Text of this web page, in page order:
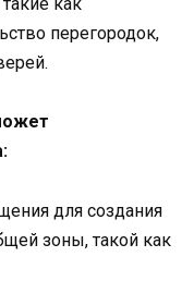
перегородок,
для создания
зоны, такой как